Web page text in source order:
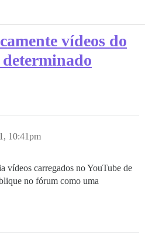
vídeos do
10:41pm
vídeos carregados no YouTube de
no fórum como uma